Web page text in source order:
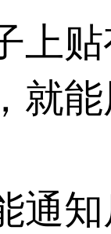
上
就
知